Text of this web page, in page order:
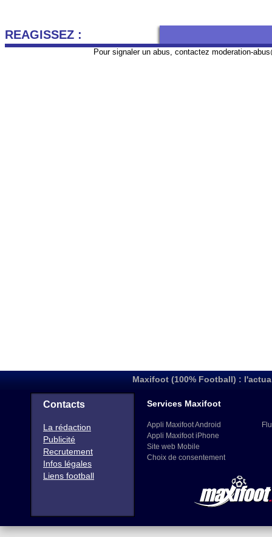
REAGISSEZ :
Pour signaler un abus, contactez moderation-
Maxifoot (100% Football) :
Contacts
La rédaction
Publicité
Recrutement
Infos légales
Liens football
Services Maxifoot
Appli Maxifoot Android
Appli Maxifoot iPhone
Site web Mobile
Choix de consentement